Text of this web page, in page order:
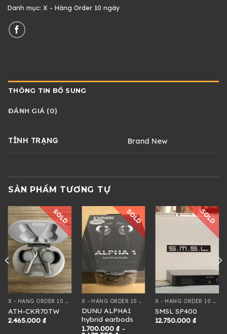
Danh mục: X - Hàng Order 10 ngày
THÔNG TIN BỔ SUNG
ĐÁNH GIÁ (0)
TÌNH TRẠNG Brand New
SẢN PHẨM TƯƠNG TỰ
SOLD
X - HÀNG ORDER 10 NGÀY
ATH-CKR70TW
2.465.000 ₫
SOLD
X - HÀNG ORDER 10 NGÀY
DUNU ALPHA1
hybrid earbods
1.700.000₫ –
SOLD
X - HÀNG ORDER 10 NGÀY
SMSL SP400
12.750.000₫